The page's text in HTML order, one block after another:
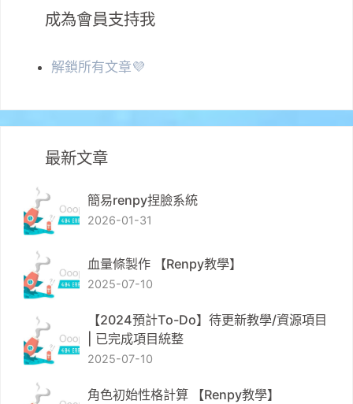
成為會員支持我
解鎖所有文章💜
最新文章
簡易renpy捏臉系統
2026-01-31
血量條製作 【Renpy教學】
2025-07-10
【2024預計To-Do】待更新教學/資源項目
| 已完成項目統整
2025-07-10
角色初始性格計算 【Renpy教學】